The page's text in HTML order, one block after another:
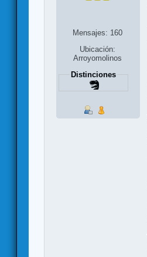
Mensajes: 160
Ubicación:
Arroyomolinos
Distinciones